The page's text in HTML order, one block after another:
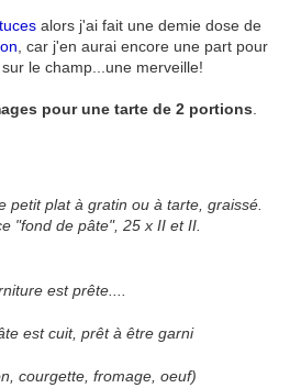
alors j'ai fait une demie dose de
, car j'en aurai encore une part pour
le champ...une merveille!
pour une tarte de 2 portions
petit plat à gratin ou à tarte, graissé.
"fond de pâte", 25 x II et II.
est prête....
est cuit, prêt à être garni
courgette, fromage, oeuf)